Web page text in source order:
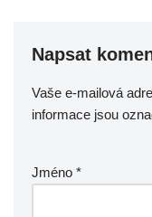
Napsat
Vaše e-mailová
informace jsou
Jméno *